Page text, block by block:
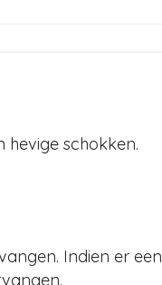
hevige schokken.
Indien er een